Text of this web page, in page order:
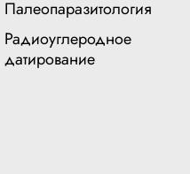
Палеопаразитология
Радиоуглеродное
датирование